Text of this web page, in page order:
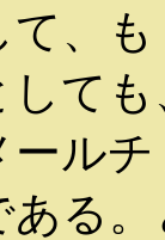
て、
て
ール
る